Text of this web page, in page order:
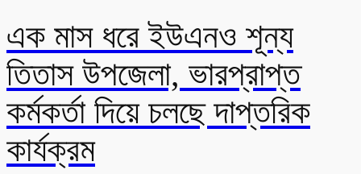
এক মাস ধরে ইউএনও শূন্য
তিতাস উপজেলা, ভারপ্রাপ্ত
কর্মকর্তা দিয়ে চলছে দাপ্তরিক
কার্যক্রম